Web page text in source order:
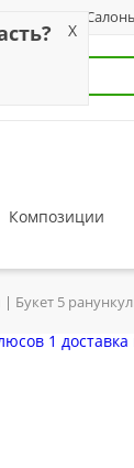
Композиции
Букет 5
X